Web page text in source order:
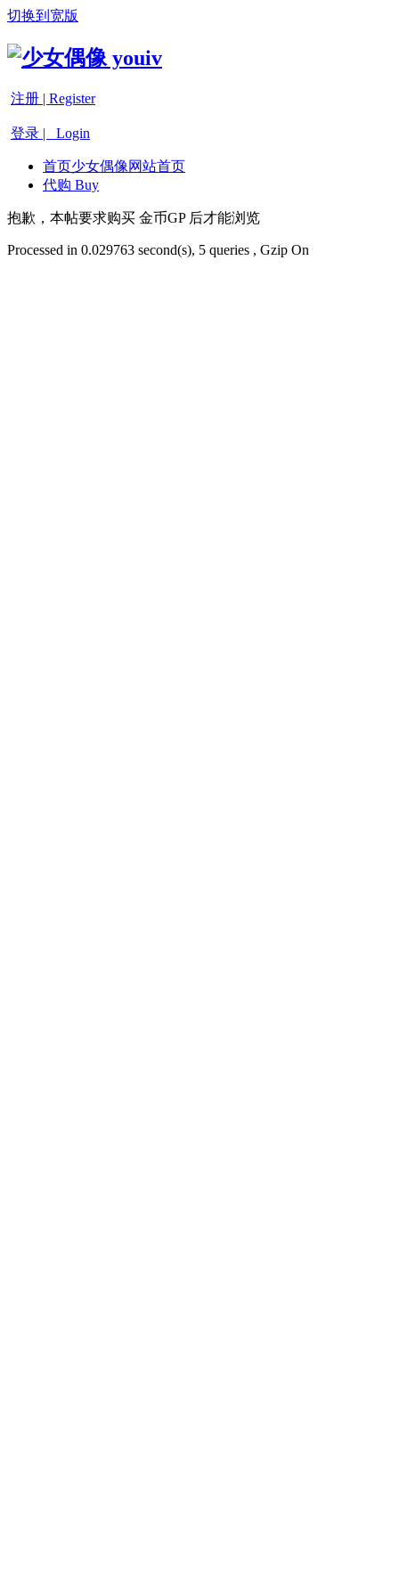
切换到宽版
注册 | Register
登录 | Login
首页少女偶像网站首页
代购 Buy
抱歉，本帖要求购买 金币GP 后才能浏览
Processed in 0.029763 second(s), 5 queries , Gzip On